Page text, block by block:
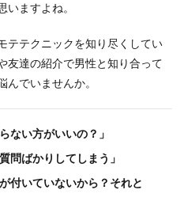
いますよね。
テテクニックを知り尽くしてい
友達の紹介で男性と知り合って
んでいませんか。
ない方がいいの？」
問ばかりしてしまう」
付いていないから？それと